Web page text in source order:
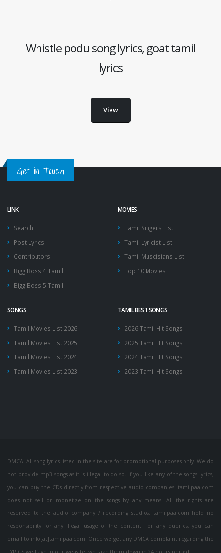
Whistle podu song lyrics, goat tamil
lyrics
View
Get in Touch
LINK
Search
Post Lyrics
Contributors
Bigg Boss 4 Tamil
Bigg Boss 5 Tamil
MOVIES
Tamil Singers List
Tamil Lyricist List
Tamil Muscisians List
Top 10 Movies
SONGS
Tamil Movies List 2026
Tamil Movies List 2025
Tamil Movies List 2024
Tamil Movies List 2023
TAMIL BEST SONGS
2026 Tamil Hit Songs
2025 Tamil Hit Songs
2024 Tamil Hit Songs
2023 Tamil Hit Songs
DMCA: All song lyrics listed in the site are for promotional purposes only. We do
not provide mp3 songs as it is illegal to do so. If you like any of the songs lyrics,
you can buy the CDs directly from respective audio companies. tamilpaa.com
does not sell or monetize on the songs by any means. All the rights are
reserved to the audio company / recording studios. tamilpaa.com hold no
responsibility for any illegal usage of the content. For any queries, you can
email to info[at]tamilpaa.com. Once we get any DMCA complaint regarding the